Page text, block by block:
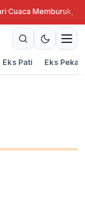
Cuaca Memburuk,
Eks Pati Eks